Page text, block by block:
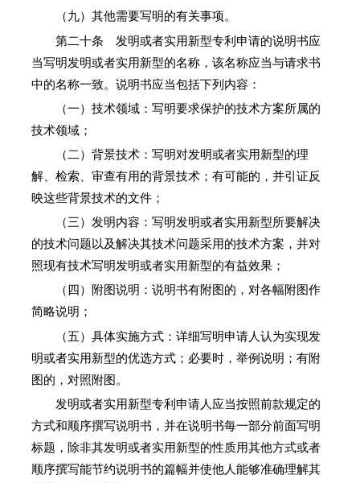
（九）其他需要写明的有关事项。
第二十条 发明或者实用新型专利申请的说明书应
当写明发明或者实用新型的名称，该名称应当与请求书
中的名称一致。说明书应当包括下列内容：
（一）技术领域：写明要求保护的技术方案所属的
技术领域；
（二）背景技术：写明对发明或者实用新型的理
解、检索、审查有用的背景技术；有可能的，并引证反
映这些背景技术的文件；
（三）发明内容：写明发明或者实用新型所要解决
的技术问题以及解决其技术问题采用的技术方案，并对
照现有技术写明发明或者实用新型的有益效果；
（四）附图说明：说明书有附图的，对各幅附图作
简略说明；
（五）具体实施方式：详细写明申请人认为实现发
明或者实用新型的优选方式；必要时，举例说明；有附
图的，对照附图。
发明或者实用新型专利申请人应当按照前款规定的
方式和顺序撰写说明书，并在说明书每一部分前面写明
标题，除非其发明或者实用新型的性质用其他方式或者
顺序撰写能节约说明书的篇幅并使他人能够准确理解其